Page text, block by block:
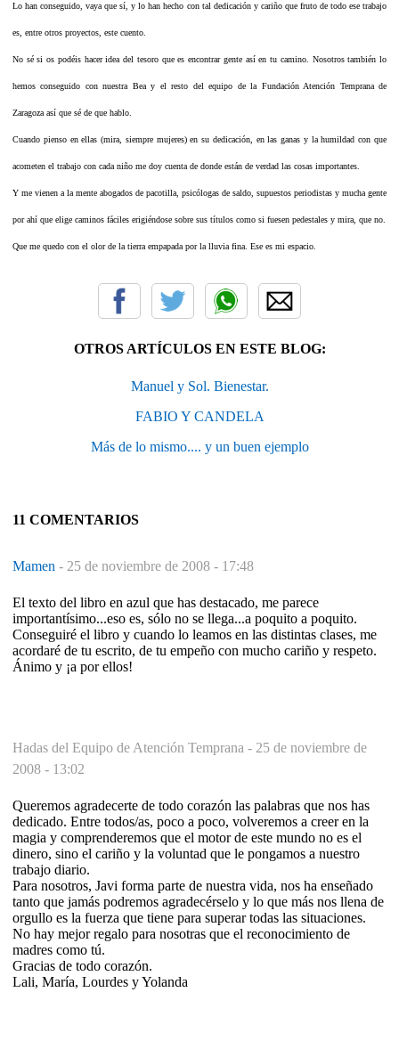
Lo han conseguido, vaya que sí, y lo han hecho con tal dedicación y cariño que fruto de todo ese trabajo
es, entre otros proyectos, este cuento.
No sé si os podéis hacer idea del tesoro que es encontrar gente así en tu camino. Nosotros también lo
hemos conseguido con nuestra Bea y el resto del equipo de la Fundación Atención Temprana de
Zaragoza así que sé de que hablo.
Cuando pienso en ellas (mira, siempre mujeres) en su dedicación, en las ganas y la humildad con que
acometen el trabajo con cada niño me doy cuenta de donde están de verdad las cosas importantes.
Y me vienen a la mente abogados de pacotilla, psicólogas de saldo, supuestos periodistas y mucha gente
por ahí que elige caminos fáciles erigiéndose sobre sus títulos como si fuesen pedestales y mira, que no.
Que me quedo con el olor de la tierra empapada por la lluvia fina. Ese es mi espacio.
OTROS ARTÍCULOS EN ESTE BLOG:
Manuel y Sol. Bienestar.
FABIO Y CANDELA
Más de lo mismo.... y un buen ejemplo
11 COMENTARIOS
Mamen - 25 de noviembre de 2008 - 17:48
El texto del libro en azul que has destacado, me parece
importantísimo...eso es, sólo no se llega...a poquito a poquito.
Conseguiré el libro y cuando lo leamos en las distintas clases, me
acordaré de tu escrito, de tu empeño con mucho cariño y respeto.
Ánimo y ¡a por ellos!
Hadas del Equipo de Atención Temprana - 25 de noviembre de
2008 - 13:02
Queremos agradecerte de todo corazón las palabras que nos has
dedicado. Entre todos/as, poco a poco, volveremos a creer en la
magia y comprenderemos que el motor de este mundo no es el
dinero, sino el cariño y la voluntad que le pongamos a nuestro
trabajo diario.
Para nosotros, Javi forma parte de nuestra vida, nos ha enseñado
tanto que jamás podremos agradecérselo y lo que más nos llena de
orgullo es la fuerza que tiene para superar todas las situaciones.
No hay mejor regalo para nosotras que el reconocimiento de
madres como tú.
Gracias de todo corazón.
Lali, María, Lourdes y Yolanda